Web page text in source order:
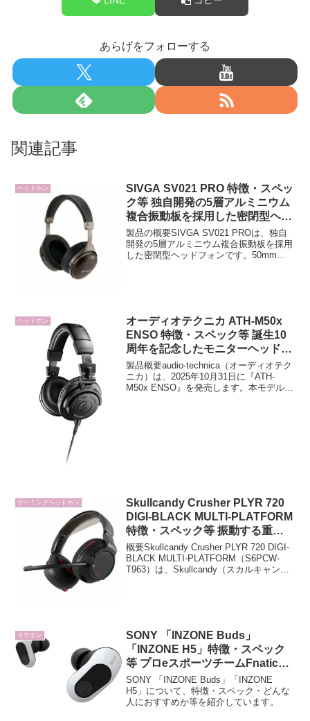
あらげをフォローする
関連記事
ヘッドホン
SIVGA SV021 PRO 特徴・スペッ
ク等 独自開発の5層アルミニウム
複合振動板を採用した密閉型ヘッ
ドホン
製品の概要SIVGA SV021 PROは、独自
開発の5層アルミニウム複合振動板を採用
した密閉型ヘッドフォンです。50mmダ
ヘッドホン
オーディオテクニカ ATH-M50x
ENSO 特徴・スペック等 誕生10
周年を記念したモニターヘッドホ
ン限定モデル
製品概要audio-technica（オーディオテク
ニカ）は、2025年10月31日に『ATH-
M50x ENSO』を発売します。本モデル
ゲーミングヘッドホン
Skullcandy Crusher PLYR 720
DIGI-BLACK MULTI-PLATFORM
特徴・スペック等 振動する重低
音と空間オーディオでゲーム内の
音を立体的に楽しめるゲーミング
ワイヤレスヘッドセット
概要Skullcandy Crusher PLYR 720 DIGI-
BLACK MULTI-PLATFORM（S6PCW-
T963）は、Skullcandy（スカルキャンデ
イヤホン
SONY 「INZONE Buds」
「INZONE H5」特徴・スペック
等 プロeスポーツチームFnatic監
修ゲーミングヘッドセット
SONY 「INZONE Buds」「INZONE
H5」について、特徴・スペック・どんな
人におすすめか等を紹介しています。